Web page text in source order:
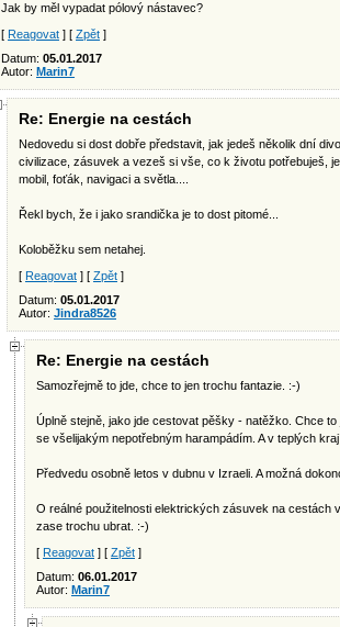
Jak by měl vypadat pólový nástavec?
[ Reagovat ] [ Zpět ]
Datum: 05.01.2017
Autor: Marin7
Re: Energie na cestách
Nedovedu si dost dobře představit, jak jedeš několik dní
civilizace, zásuvek a vezeš si vše, co k životu potřebuješ,
mobil, foťák, navigaci a světla....
Řekl bych, že i jako srandička je to dost pitomé...
Koloběžku sem netahej.
[ Reagovat ] [ Zpět ]
Datum: 05.01.2017
Autor: Jindra8526
Re: Energie na cestách
Samozřejmě to jde, chce to jen trochu fantazie. :-)
Úplně stejně, jako jde cestovat pěšky - natěžko. Chce
se všelijakým nepotřebným harampádím. A v teplých
Předvedu osobně letos v dubnu v Izraeli. A možná
O reálné použitelnosti elektrických zásuvek na cestách
zase trochu ubrat. :-)
[ Reagovat ] [ Zpět ]
Datum: 06.01.2017
Autor: Marin7